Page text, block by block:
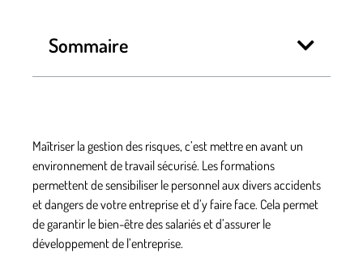
Sommaire
Maîtriser la gestion des risques, c’est mettre en avant un
environnement de travail sécurisé. Les formations
permettent de sensibiliser le personnel aux divers accidents
et dangers de votre entreprise et d’y faire face. Cela permet
de garantir le bien-être des salariés et d’assurer le
développement de l’entreprise.